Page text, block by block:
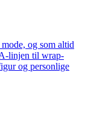
og som altid
linjen til wrap-
og personlige